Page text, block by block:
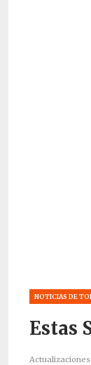
NOTICIAS DE
Estas